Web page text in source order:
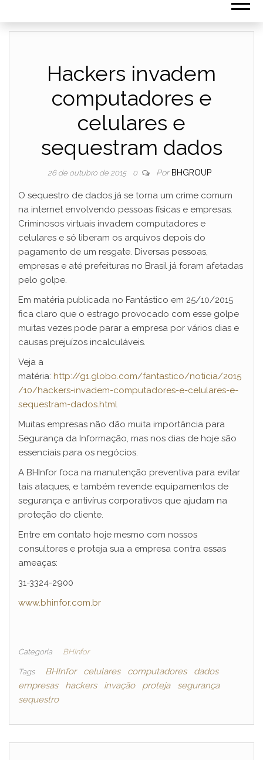
Hackers invadem
computadores e
celulares e
sequestram dados
26 de outubro de 2015 0 Por BHGROUP
O sequestro de dados já se torna um crime comum
na internet envolvendo pessoas físicas e empresas.
Criminosos virtuais invadem computadores e
celulares e só liberam os arquivos depois do
pagamento de um resgate. Diversas pessoas,
empresas e até prefeituras no Brasil já foram afetadas
pelo golpe.
Em matéria publicada no Fantástico em 25/10/2015
fica claro que o estrago provocado com esse golpe
muitas vezes pode parar a empresa por vários dias e
causas prejuízos incalculáveis.
Veja a
matéria: http://g1.globo.com/fantastico/noticia/2015
/10/hackers-invadem-computadores-e-celulares-e-
sequestram-dados.html
Muitas empresas não dão muita importância para
Segurança da Informação, mas nos dias de hoje são
essenciais para os negócios.
A BHInfor foca na manutenção preventiva para evitar
tais ataques, e também revende equipamentos de
segurança e antivírus corporativos que ajudam na
proteção do cliente.
Entre em contato hoje mesmo com nossos
consultores e proteja sua a empresa contra essas
ameaças:
31-3324-2900
www.bhinfor.com.br
Categoria BHInfor
Tags BHInfor celulares computadores
dados
empresas
hackers invação proteja
segurança
sequestro